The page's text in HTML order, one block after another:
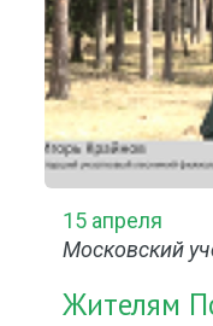
15 апреля
Московский
Жителям